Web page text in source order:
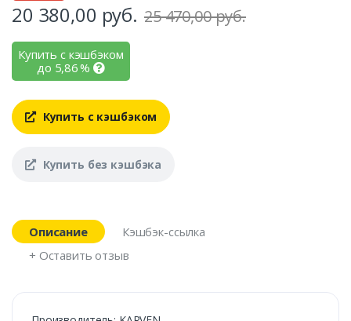
20 380,00 руб. 25 470,00 руб.
Купить с кэшбэком
до 5,86%
Купить с кэшбэком
Купить без кэшбэка
Описание
Кэшбэк-ссылка
+ Оставить отзыв